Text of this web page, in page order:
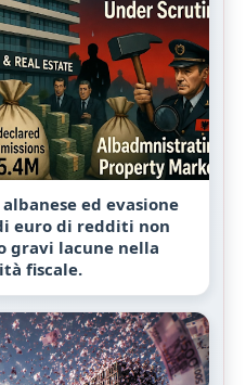
ed evasione
euro di redditi non
gravi lacune nella
fiscale.